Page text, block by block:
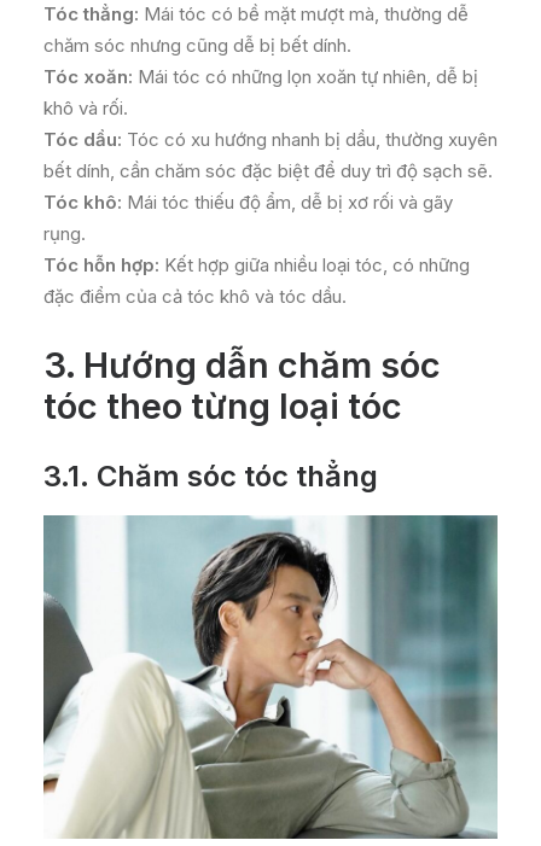
Tóc thẳng: Mái tóc có bề mặt mượt mà, thường dễ
chăm sóc nhưng cũng dễ bị bết dính.
Tóc xoăn: Mái tóc có những lọn xoăn tự nhiên, dễ bị
khô và rối.
Tóc dầu: Tóc có xu hướng nhanh bị dầu, thường xuyên
bết dính, cần chăm sóc đặc biệt để duy trì độ sạch sẽ.
Tóc khô: Mái tóc thiếu độ ẩm, dễ bị xơ rối và gãy
rụng.
Tóc hỗn hợp: Kết hợp giữa nhiều loại tóc, có những
đặc điểm của cả tóc khô và tóc dầu.
3. Hướng dẫn chăm sóc
tóc theo từng loại tóc
3.1. Chăm sóc tóc thẳng